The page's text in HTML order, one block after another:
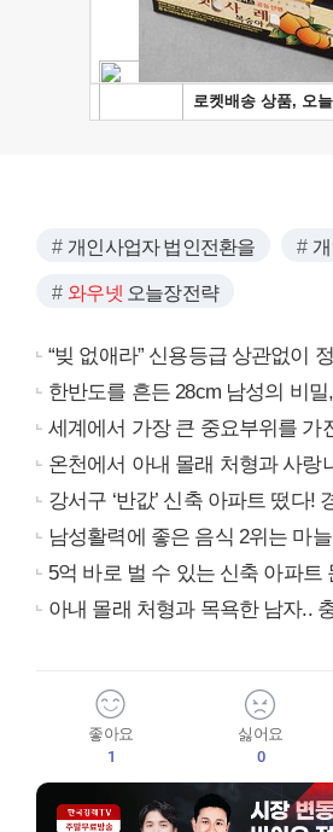
개인사업자 법인전환을
와우넷 오늘장전략
“빚 없애라” 신용등급 상관없이
한반도를 흔든 28cm 남성의 비
세계에서 가장 큰 중요부위를 가
온천에서 아내 몰래 처형과 사랑
강서구 ‘반값’ 신축 아파트 떴다!
남성활력에 좋은 음식 2위는 마
5억 바로 벌 수 있는 신축 아파트
아내 몰래 처형과 목욕한 남자..
좋아요
1
싫어요
0